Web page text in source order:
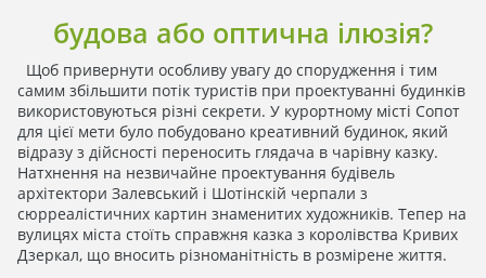
будова або оптична ілюзія?
Щоб привернути особливу увагу до спорудження і тим
самим збільшити потік туристів при проектуванні будинків
використовуються різні секрети. У курортному місті Сопот
для цієї мети було побудовано креативний будинок, який
відразу з дійсності переносить глядача в чарівну казку.
Натхнення на незвичайне проектування будівель
архітектори Залевський і Шотінскій черпали з
сюрреалістичних картин знаменитих художників. Тепер на
вулицях міста стоїть справжня казка з королівства Кривих
Дзеркал, що вносить різноманітність в розмірене життя.